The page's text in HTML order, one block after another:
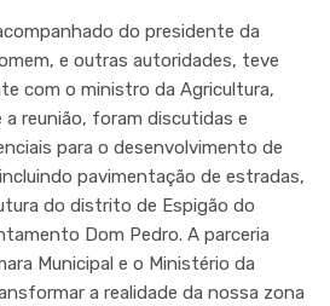
do presidente da
e outras autoridades, teve
com o ministro da Agricultura,
a reunião, foram discutidas e
para o desenvolvimento de
pavimentação de estradas,
do distrito de Espigão do
Dom Pedro. A parceria
Municipal e o Ministério da
a realidade da nossa zona